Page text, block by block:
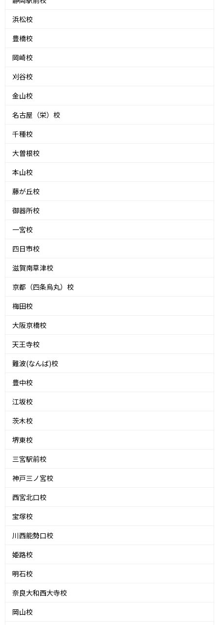
浜松校
豊橋校
岡崎校
刈谷校
金山校
名古屋（栄）校
千種校
大曽根校
本山校
藤が丘校
御器所校
一宮校
四日市校
滋賀南草津校
京都（四条烏丸）校
梅田校
大阪京橋校
天王寺校
難波(なんば)校
豊中校
江坂校
茨木校
堺東校
三宮駅前校
神戸三ノ宮校
西宮北口校
宝塚校
川西能勢口校
姫路校
明石校
奈良大和西大寺校
岡山校